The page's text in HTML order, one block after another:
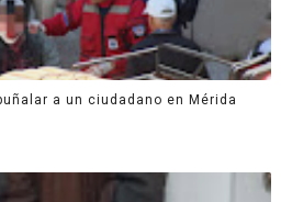
a un ciudadano en Mérida